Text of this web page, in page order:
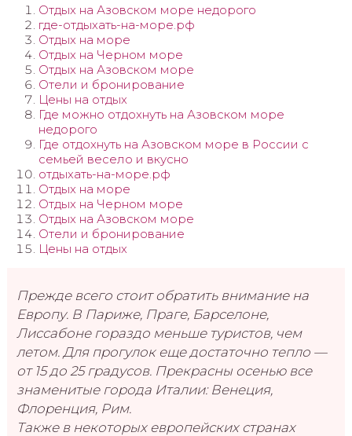
Отдых на Азовском море недорого
где-отдыхать-на-море.рф
Отдых на море
Отдых на Черном море
Отдых на Азовском море
Отели и бронирование
Цены на отдых
Где можно отдохнуть на Азовском море
недорого
Где отдохнуть на Азовском море в России с
семьей весело и вкусно
отдыхать-на-море.рф
Отдых на море
Отдых на Черном море
Отдых на Азовском море
Отели и бронирование
Цены на отдых
Прежде всего стоит обратить внимание на
Европу. В Париже, Праге, Барселоне,
Лиссабоне гораздо меньше туристов, чем
летом. Для прогулок еще достаточно тепло —
от 15 до 25 градусов. Прекрасны осенью все
знаменитые города Италии: Венеция,
Флоренция, Рим.
Также в некоторых европейских странах